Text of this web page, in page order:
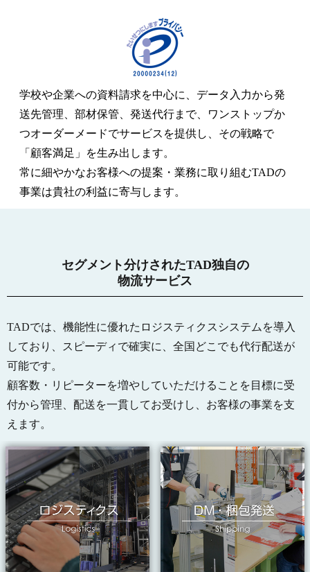
学校や企業への資料請求を中心に、 データ入力から発
送先管理、部材保管、発送代行まで、
ワンストップか
つオーダーメードでサービスを提供し、その戦略で
「顧客満足」を生み出します。
常に細やかなお客様への提案・業務に取り組むTADの
事業は貴社の利益に寄与します。
セグメント分けされたTAD独自の
物流サービス
TADでは、機能性に優れたロジスティクスシステムを導入
しており、スピーディで確実に、全国どこでも代行配送が
可能です。
顧客数・リピーターを増やしていただけることを目標に受
付から管理、配送を一貫してお受けし、お客様の事業を支
えます。